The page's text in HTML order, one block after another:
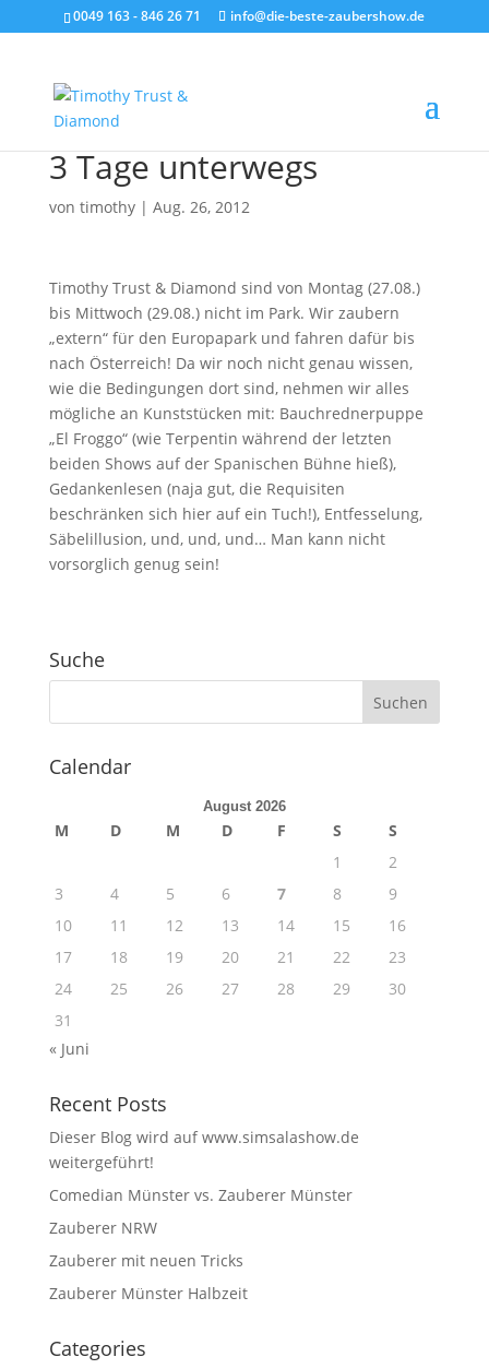
0049 163 - 846 26 71 info@die-beste-zaubershow.de
3 Tage unterwegs
von timothy| Aug. 26, 2012
Timothy Trust & Diamond sind von Montag (27.08.)
bis Mittwoch (29.08.) nicht im Park. Wir zaubern
„extern“ für den Europapark und fahren dafür bis
nach Österreich! Da wir noch nicht genau wissen,
wie die Bedingungen dort sind, nehmen wir alles
mögliche an Kunststücken mit: Bauchrednerpuppe
„El Froggo“ (wie Terpentin während der letzten
beiden Shows auf der Spanischen Bühne hieß),
Gedankenlesen (naja gut, die Requisiten
beschränken sich hier auf ein Tuch!), Entfesselung,
Säbelillusion, und, und, und… Man kann nicht
vorsorglich genug sein!
Suche
Calendar
August 2026
M D M D F S
S
1
2
3
4 5 6 7 8
9
10
11 12 13 14 15
16
17
18 19 20 21 22
23
24
25 26 27 28 29
30
31
« Juni
Recent Posts
Dieser Blog wird auf www.simsalashow.de
weitergeführt!
Comedian Münster vs. Zauberer Münster
Zauberer NRW
Zauberer mit neuen Tricks
Zauberer Münster Halbzeit
Categories